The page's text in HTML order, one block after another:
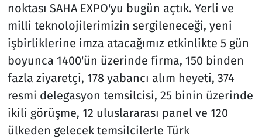
noktası SAHA EXPO'yu bugün açtık. Yerli ve
milli teknolojilerimizin sergileneceği, yeni
işbirliklerine imza atacağımız etkinlikte 5 gün
boyunca 1400'ün üzerinde firma, 150 binden
fazla ziyaretçi, 178 yabancı alım heyeti, 374
resmi delegasyon temsilcisi, 25 binin üzerinde
ikili görüşme, 12 uluslararası panel ve 120
ülkeden gelecek temsilcilerle Türk